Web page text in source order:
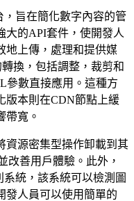
，旨在簡化數字內容的管
大的API套件，使開發人
地上傳，處理和提供媒
換，包括調整，裁剪和
參數直接應用。這種方
版本則在CDN節點上緩
帶寬。
資源密集型操作卸載到其
改善用戶體驗。此外，
系統，該系統可以檢測圖
發人員可以使用簡單的